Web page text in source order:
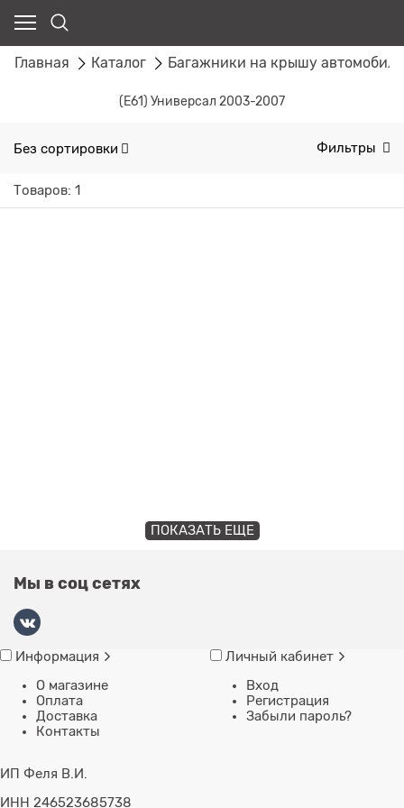
Главная Каталог Багажники на крышу автомобиля
(E61) Универсал 2003-2007
Без сортировки Фильтры
Товаров: 1
ПОКАЗАТЬ ЕЩЕ
Мы в соц сетях
Информация
О магазине
Оплата
Доставка
Контакты
Личный кабинет
Вход
Регистрация
Забыли пароль?
ИП Феля В.И.
ИНН 246523685738